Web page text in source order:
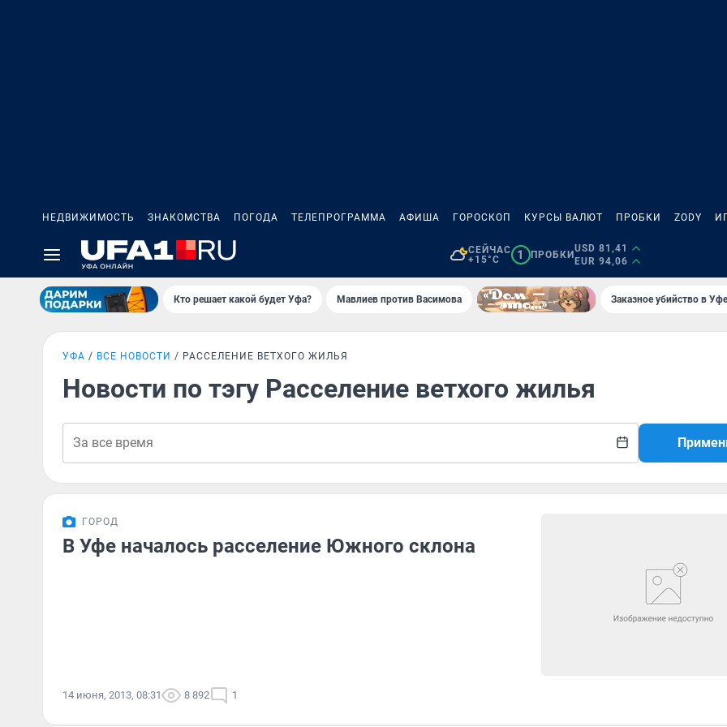
НЕДВИЖИМОСТЬ ЗНАКОМСТВА ПОГОДА ТЕЛЕПРОГРАММА АФИША ГОРОСКОП КУРСЫ ВАЛЮТ ПРОБКИ ZODY
СЕЙЧАС
+15°C
1 ПРОБКИ
USD 81,41
EUR 94,06
Кто решает какой будет Уфа? Мавлиев против Васимова Заказное убийство в
УФА ВСЕ НОВОСТИ РАССЕЛЕНИЕ ВЕТХОГО ЖИЛЬЯ
Новости по тэгу Расселение ветхого жилья
ГОРОД
В Уфе началось расселение Южного склона
14 июня, 2013, 08:31 8 892 1